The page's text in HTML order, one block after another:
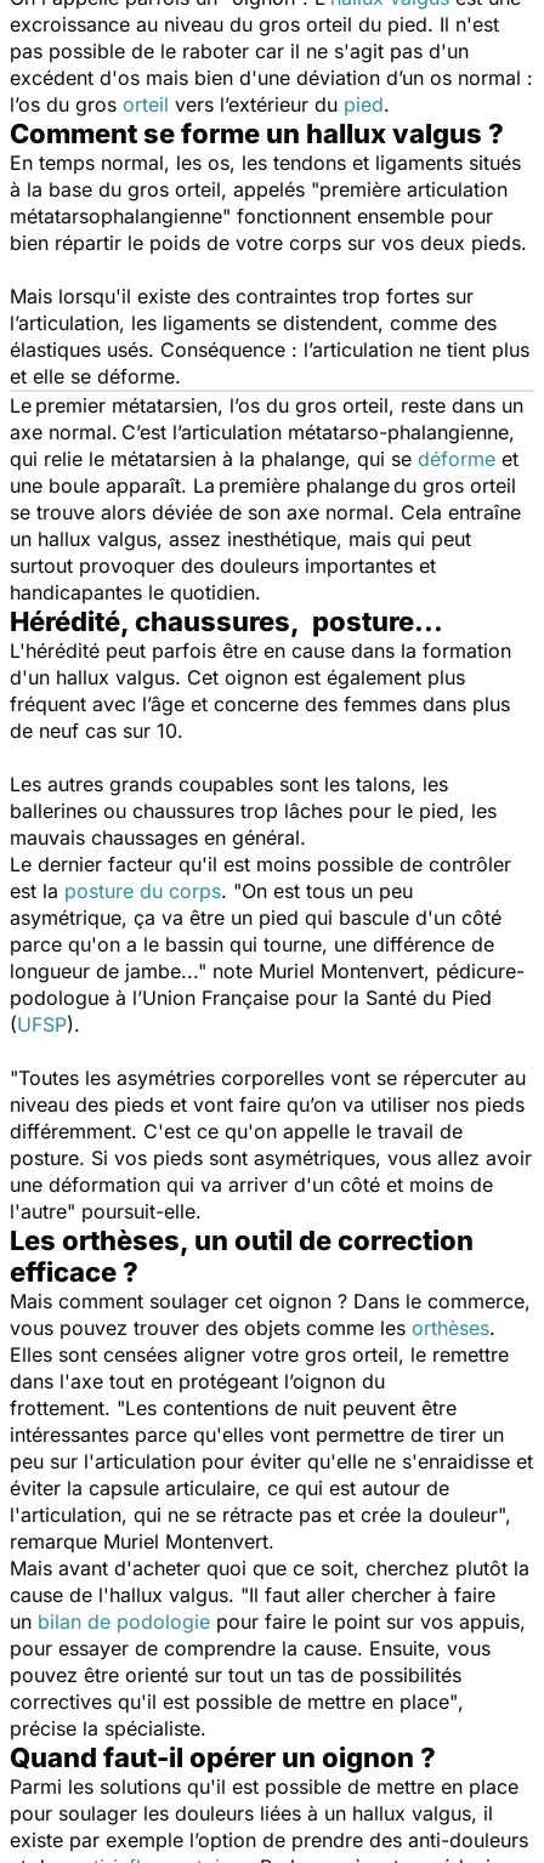
excroissance au niveau du gros orteil du pied. Il n'est
pas possible de le raboter car il ne s'agit pas d'un
excédent d'os mais bien d'une déviation d’un os normal :
l’os du gros orteil vers l’extérieur du pied.
Comment se forme un hallux valgus ?
En temps normal, les os, les tendons et ligaments situés
à la base du gros orteil, appelés "première articulation
métatarsophalangienne" fonctionnent ensemble pour
bien répartir le poids de votre corps sur vos deux pieds.
Mais lorsqu'il existe des contraintes trop fortes sur
l’articulation, les ligaments se distendent, comme des
élastiques usés. Conséquence : l’articulation ne tient plus
et elle se déforme.
Le premier métatarsien, l’os du gros orteil, reste dans un
axe normal. C’est l’articulation métatarso-phalangienne,
qui relie le métatarsien à la phalange, qui se déforme et
une boule apparaît. La première phalange du gros orteil
se trouve alors déviée de son axe normal. Cela entraîne
un hallux valgus, assez inesthétique, mais qui peut
surtout provoquer des douleurs importantes et
handicapantes le quotidien.
Hérédité, chaussures, posture...
L'hérédité peut parfois être en cause dans la formation
d'un hallux valgus. Cet oignon est également plus
fréquent avec l’âge et concerne des femmes dans plus
de neuf cas sur 10.
Les autres grands coupables sont les talons, les
ballerines ou chaussures trop lâches pour le pied, les
mauvais chaussages en général.
Le dernier facteur qu'il est moins possible de contrôler
est la posture du corps. "On est tous un peu
asymétrique, ça va être un pied qui bascule d'un côté
parce qu'on a le bassin qui tourne, une différence de
longueur de jambe..." note Muriel Montenvert, pédicure-
podologue à l’Union Française pour la Santé du Pied
(UFSP).
"Toutes les asymétries corporelles vont se répercuter au
niveau des pieds et vont faire qu’on va utiliser nos pieds
différemment. C'est ce qu'on appelle le travail de
posture. Si vos pieds sont asymétriques, vous allez avoir
une déformation qui va arriver d'un côté et moins de
l'autre" poursuit-elle.
Les orthèses, un outil de correction
efficace ?
Mais comment soulager cet oignon ? Dans le commerce,
vous pouvez trouver des objets comme les orthèses.
Elles sont censées aligner votre gros orteil, le remettre
dans l'axe tout en protégeant l’oignon du
frottement. "Les contentions de nuit peuvent être
intéressantes parce qu'elles vont permettre de tirer un
peu sur l'articulation pour éviter qu'elle ne s'enraidisse et
éviter la capsule articulaire, ce qui est autour de
l'articulation, qui ne se rétracte pas et crée la douleur",
remarque Muriel Montenvert.
Mais avant d'acheter quoi que ce soit, cherchez plutôt la
cause de l'hallux valgus. "Il faut aller chercher à faire
un bilan de podologie pour faire le point sur vos appuis,
pour essayer de comprendre la cause. Ensuite, vous
pouvez être orienté sur tout un tas de possibilités
correctives qu'il est possible de mettre en place",
précise la spécialiste.
Quand faut-il opérer un oignon ?
Parmi les solutions qu'il est possible de mettre en place
pour soulager les douleurs liées à un hallux valgus, il
existe par exemple l’option de prendre des anti-douleurs